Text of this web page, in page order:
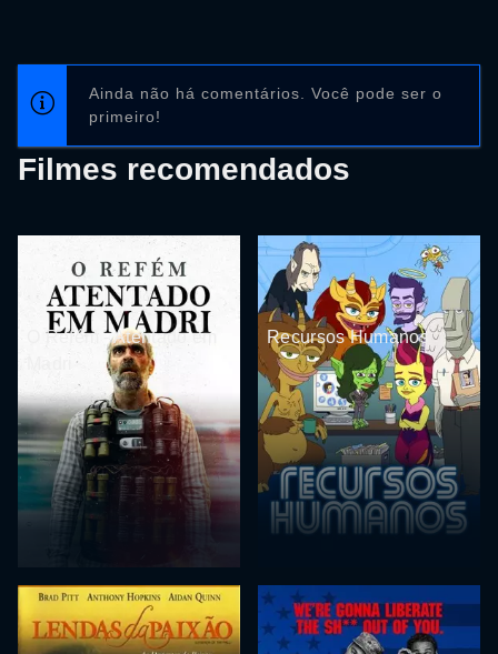
Ainda não há comentários. Você pode ser o
primeiro!
Filmes recomendados
O Refém - Atentado em
Recursos Humanos